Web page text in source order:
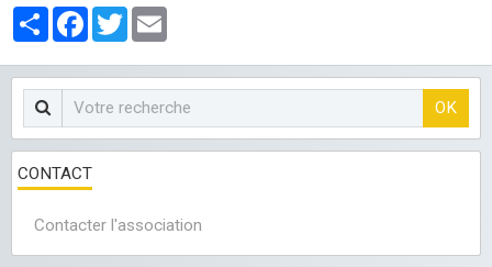
PartagerFacebook
Twitter
OK
CONTACT
Contacter l'association